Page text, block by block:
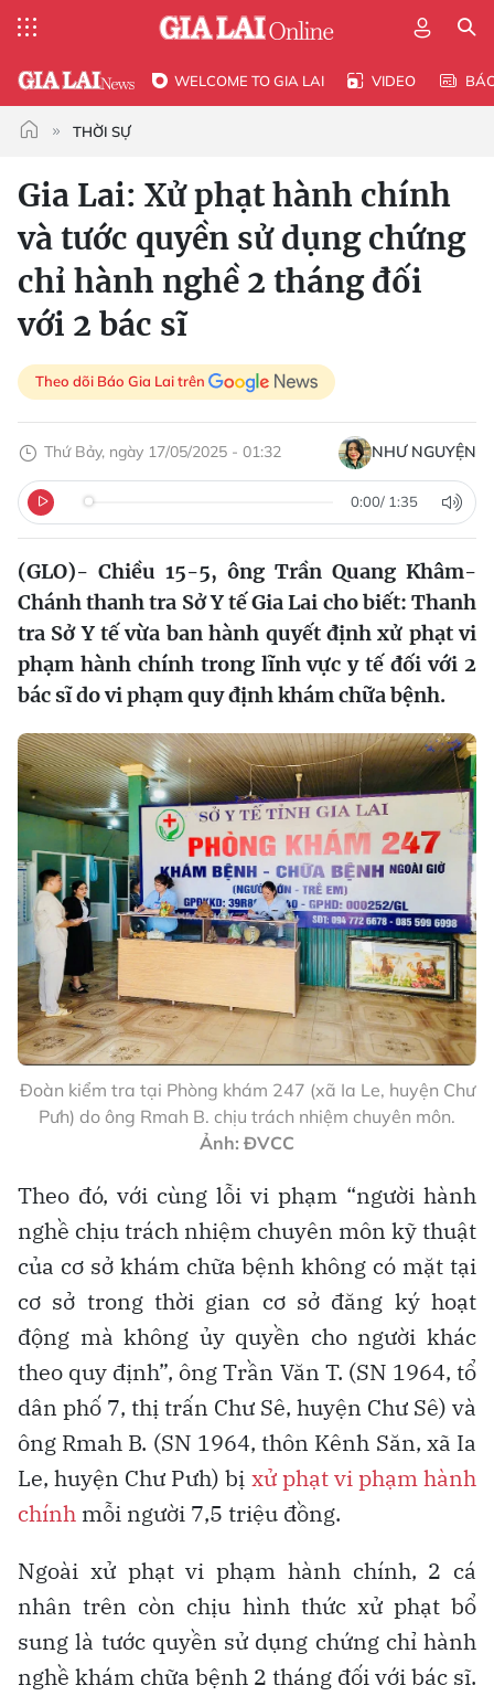
WELCOME TO GIA LAI VIDEO
THỜI SỰ
Gia Lai: Xử phạt hành chính
và tước quyền sử dụng chứng
chỉ hành nghề 2 tháng đối
với 2 bác sĩ
Theo dõi Báo Gia Lai trên
Thứ Bảy, ngày 17/05/2025 - 01:32 NHƯ NGUYỆN
0:00/ 1:35
(GLO)- Chiều 15-5, ông Trần Quang Khâm-
Chánh thanh tra Sở Y tế Gia Lai cho biết: Thanh
tra Sở Y tế vừa ban hành quyết định xử phạt vi
phạm hành chính trong lĩnh vực y tế đối với 2
bác sĩ do vi phạm quy định khám chữa bệnh.
Đoàn kiểm tra tại Phòng khám 247 (xã Ia Le, huyện Chư
Pưh) do ông Rmah B. chịu trách nhiệm chuyên môn.
Ảnh: ĐVCC
Theo đó, với cùng lỗi vi phạm “người hành
nghề chịu trách nhiệm chuyên môn kỹ thuật
của cơ sở khám chữa bệnh không có mặt tại
cơ sở trong thời gian cơ sở đăng ký hoạt
động mà không ủy quyền cho người khác
theo quy định”, ông Trần Văn T. (SN 1964, tổ
dân phố 7, thị trấn Chư Sê, huyện Chư Sê) và
ông Rmah B. (SN 1964, thôn Kênh Săn, xã Ia
Le, huyện Chư Pưh) bị xử phạt vi phạm hành
chính mỗi người 7,5 triệu đồng.
Ngoài xử phạt vi phạm hành chính, 2 cá
nhân trên còn chịu hình thức xử phạt bổ
sung là tước quyền sử dụng chứng chỉ hành
nghề khám chữa bệnh 2 tháng đối với bác sĩ.